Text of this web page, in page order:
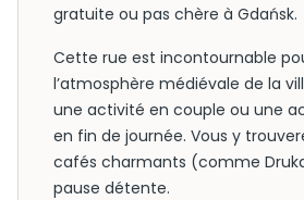
gratuite ou pas chère à Gdańsk.
Cette rue est incontournable
l’atmosphère médiévale de la
une activité en couple ou une
en fin de journée. Vous y
cafés charmants (comme
pause détente.